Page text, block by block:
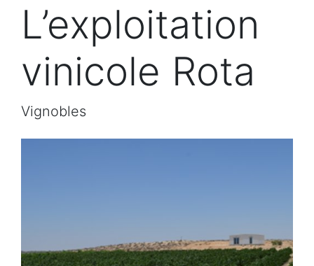
L’exploitation
vinicole Rota
Vignobles